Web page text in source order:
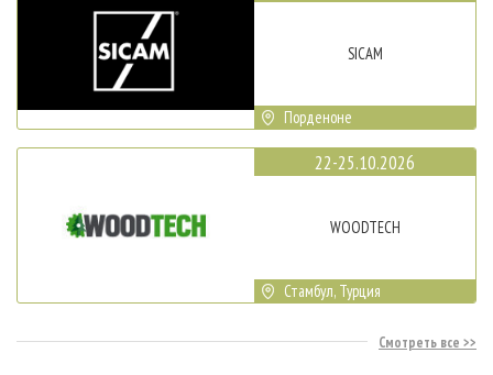
SICAM
Порденоне
22-25.10.2026
WOODTECH
Стамбул, Турция
Смотреть все